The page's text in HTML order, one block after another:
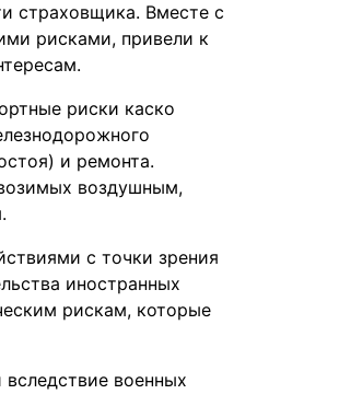
страховщика. Вместе с
рисками, привели к
риски каско
и ремонта.
воздушным,
с точки зрения
иностранных
рискам, которые
военных